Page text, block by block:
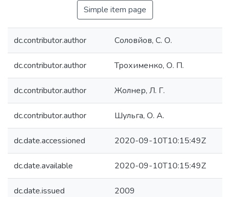
Simple item page
dc.contributor.author Соловйов, С. О.
dc.contributor.author Трохименко, О. П.
dc.contributor.author Жолнер, Л. Г.
dc.contributor.author Шульга, О. А.
dc.date.accessioned 2020-09-10T10:15:49Z
dc.date.available 2020-09-10T10:15:49Z
dc.date.issued 2009